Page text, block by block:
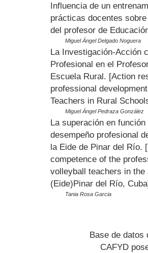
Influencia de un
prácticas docentes
del profesor de
Miguel Ángel Delgado Noguera
La Investigación-Acción
Profesional en el
Escuela Rural. [Action
professional
Teachers in Rural
Miguel Ángel Pedraza González
La superación en
desempeño profesional
la Eide de Pinar del Río.
competence of the
volleyball teachers in
(Eide)Pinar del Río,
Tania Rosa Garcia
Base de datos
CAFYD